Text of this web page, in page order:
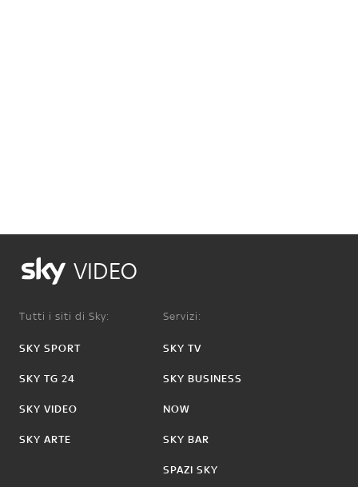
VIDEO
Tutti i siti di Sky:
SKY SPORT
SKY TG 24
SKY VIDEO
SKY ARTE
Servizi:
SKY TV
SKY BUSINESS
NOW
SKY BAR
SPAZI SKY